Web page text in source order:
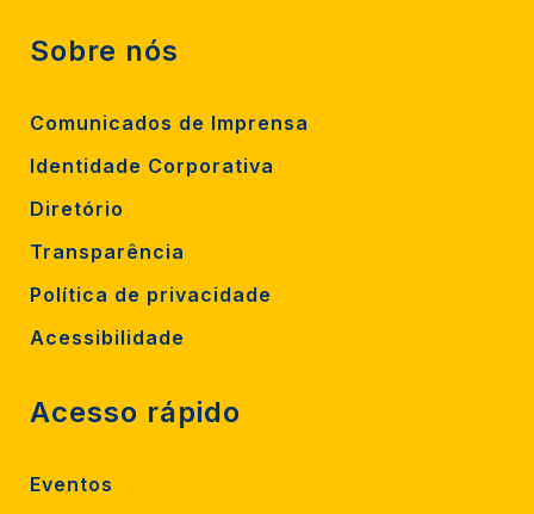
Sobre nós
Comunicados de Imprensa
Identidade Corporativa
Diretório
Transparência
Política de privacidade
Acessibilidade
Acesso rápido
Eventos